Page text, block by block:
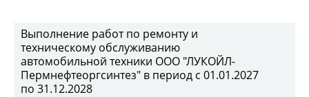
Выполнение работ по ремонту и
техническому обслуживанию
автомобильной техники ООО "ЛУКОЙЛ-
Пермнефтеоргсинтез" в период с 01.01.2027
по 31.12.2028